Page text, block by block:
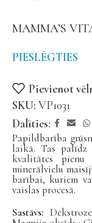
MAMMA’S
PIESLĒGTIES
Pievienot
SKU: VP1031
Dalīties:
Papildbarība
laikā. Tas palīdz
kvalitātes pienu
minerālvielu
barībai, kuriem
vaislas procesā.
Sastāvs: